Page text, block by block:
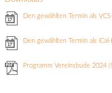
Den gewählten Termin als
Den gewählten Termin als
Programm Vereinsbude 2024